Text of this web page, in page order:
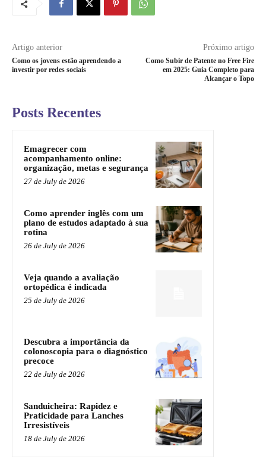
Artigo anterior
Como os jovens estão aprendendo a
investir por redes sociais
Próximo artigo
Como Subir de Patente no Free Fire
em 2025: Guia Completo para
Alcançar o Topo
Posts Recentes
Emagrecer com
acompanhamento online:
organização, metas e segurança
27 de July de 2026
Como aprender inglês com um
plano de estudos adaptado à sua
rotina
26 de July de 2026
Veja quando a avaliação
ortopédica é indicada
25 de July de 2026
Descubra a importância da
colonoscopia para o diagnóstico
precoce
22 de July de 2026
Sanduicheira: Rapidez e
Praticidade para Lanches
Irresistíveis
18 de July de 2026